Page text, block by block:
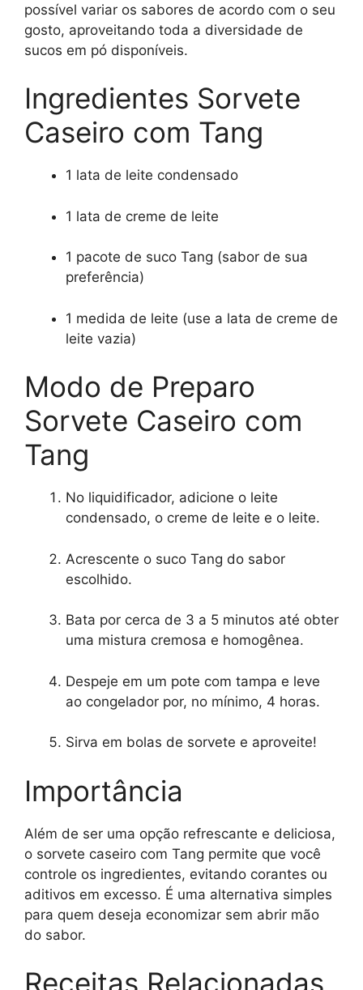
possível variar os sabores de acordo com o seu
gosto, aproveitando toda a diversidade de
sucos em pó disponíveis.
Ingredientes Sorvete
Caseiro com Tang
1 lata de leite condensado
1 lata de creme de leite
1 pacote de suco Tang (sabor de sua
preferência)
1 medida de leite (use a lata de creme de
leite vazia)
Modo de Preparo
Sorvete Caseiro com
Tang
No liquidificador, adicione o leite
condensado, o creme de leite e o leite.
Acrescente o suco Tang do sabor
escolhido.
Bata por cerca de 3 a 5 minutos até obter
uma mistura cremosa e homogênea.
Despeje em um pote com tampa e leve
ao congelador por, no mínimo, 4 horas.
Sirva em bolas de sorvete e aproveite!
Importância
Além de ser uma opção refrescante e deliciosa,
o sorvete caseiro com Tang permite que você
controle os ingredientes, evitando corantes ou
aditivos em excesso. É uma alternativa simples
para quem deseja economizar sem abrir mão
do sabor.
Receitas Relacionadas